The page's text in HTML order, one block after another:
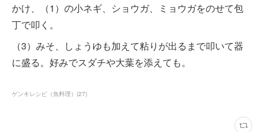
かけ、（1）の小ネギ、ショウガ、ミョウガをのせて包
丁で叩く。
（3）みそ、しょうゆも加えて粘りが出るまで叩いて器
に盛る。好みでスダチや大葉を添えても。
ゲンキレシピ（魚料理） (27)